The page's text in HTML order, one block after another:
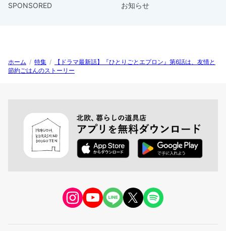
SPONSORED お知らせ
ホーム / 特集 /
【ドラマ最新話】『ひとりごとエプロン』第6話は、友情と
節約ごはんのストーリー